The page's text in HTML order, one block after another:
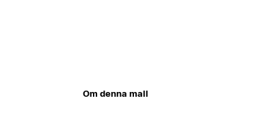
Om denna mall